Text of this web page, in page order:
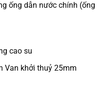
ống dẫn nước chính (ống
cao su
Van khởi thuỷ 25mm